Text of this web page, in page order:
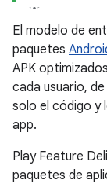
El modelo de
paquetes
APK
cada usuario,
solo el código y
app.
Play Feature
paquetes de